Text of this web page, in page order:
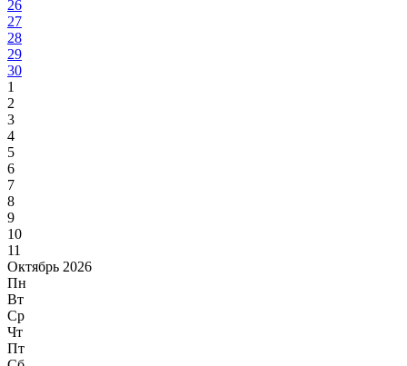
26
27
28
29
30
1
2
3
4
5
6
7
8
9
10
11
Октябрь 2026
Пн
Вт
Ср
Чт
Пт